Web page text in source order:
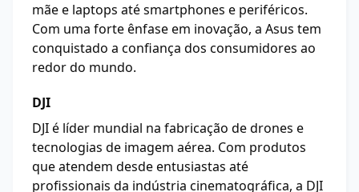
mãe e laptops até smartphones e periféricos.
Com uma forte ênfase em inovação, a Asus tem
conquistado a confiança dos consumidores ao
redor do mundo.
DJI
DJI é líder mundial na fabricação de drones e
tecnologias de imagem aérea. Com produtos
que atendem desde entusiastas até
profissionais da indústria cinematográfica, a DJI